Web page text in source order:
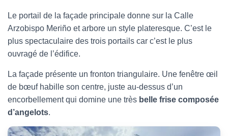
Le portail de la façade principale donne sur la Calle
Arzobispo Meriño et arbore un style plateresque. C’est le
plus spectaculaire des trois portails car c’est le plus
ouvragé de l’édifice.
La façade présente un fronton triangulaire. Une fenêtre œil
de bœuf habille son centre, juste au-dessus d’un
encorbellement qui domine une très belle frise composée
d’angelots.